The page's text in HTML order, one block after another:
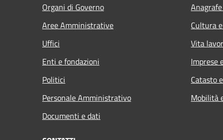
Organi di Governo
Aree Amministrative
Uffici
Enti e fondazioni
Politici
Personale Amministrativo
Documenti e dati
Cultura
Vita
Imprese
Catasto
Mobilità